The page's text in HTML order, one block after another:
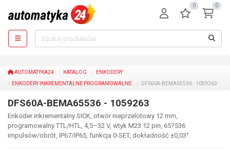
0 0
AUTOMATYKA24 KATALOG
ENKODERY
ENKODERY INKREMENTALNE PROGRAMOWALNE
DFS60A-BEMA65536 - 1059263
DFS60A-BEMA65536 - 1059263
Enkoder inkrementalny SICK, otwór nieprzelotowy 12 mm,
programowalny TTL/HTL, 4,5–32 V, wtyk M23 12 pin, 65?536
impulsów/obrót, IP67/IP65, funkcja 0-SET, dokładność ±0,03°.